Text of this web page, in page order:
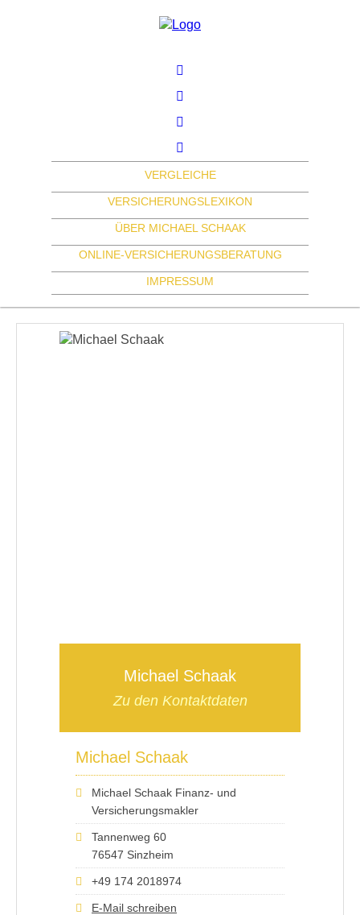
VERGLEICHE
VERSICHERUNGSLEXIKON
ÜBER MICHAEL SCHAAK
ONLINE-VERSICHERUNGSBERATUNG
IMPRESSUM
Michael Schaak
Zu den Kontaktdaten
Michael Schaak
Michael Schaak Finanz- und
Versicherungsmakler
Tannenweg 60
76547 Sinzheim
+49 174 2018974
E-Mail schreiben